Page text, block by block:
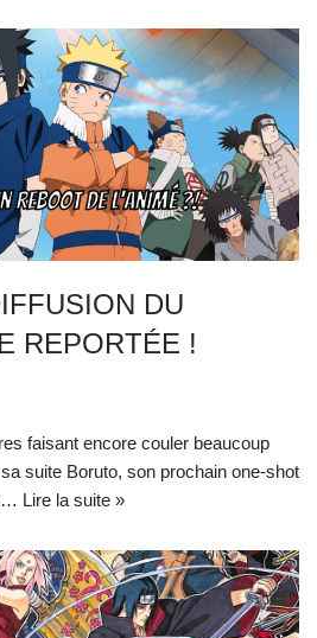
DU
REPORTÉE !
faisant encore couler beaucoup
suite Boruto, son prochain one-shot
Lire la suite »